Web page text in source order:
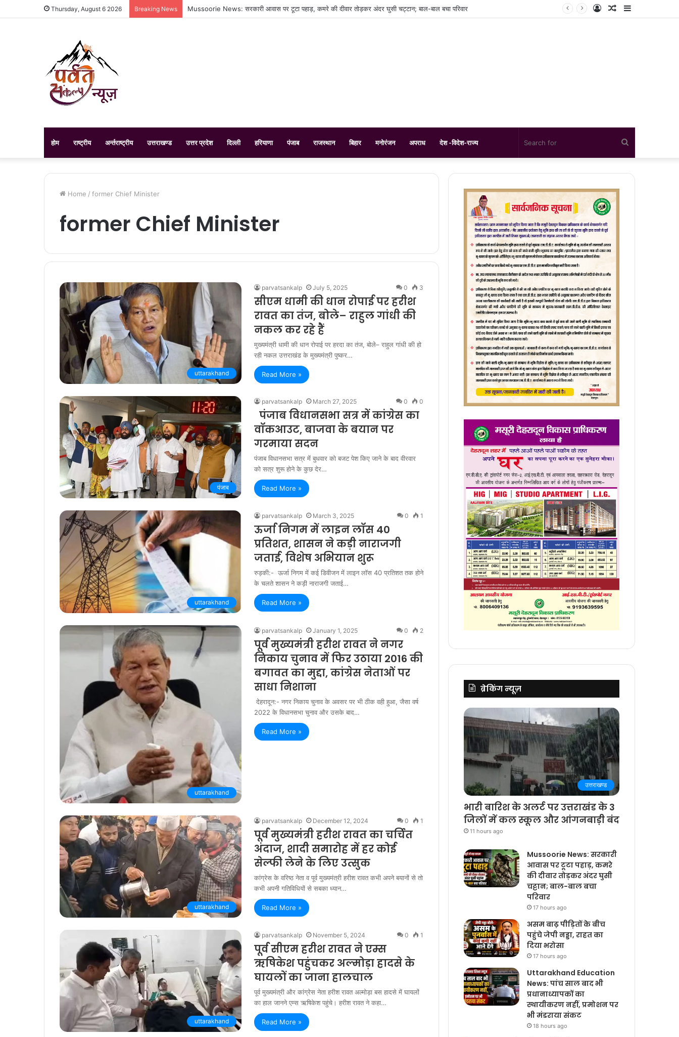
Thursday, August 6 2026 Breaking News Mussoorie News: सरकारी आवास पर टूटा पहाड़, कमरे की दीवार तोड़कर अंदर घुसी चट्टान; बाल-बाल बचा परिवार Sidebar
Random
Log
होम राष्ट्रीय अर्न्तराष्ट्रीय उत्तराखण्ड उत्तर प्रदेश दिल्ली हरियाणा पंजाब राजस्थान बिहार मनोरंजन अपराध देश -विदेश-राज्य
for
Home / former Chief Minister
former Chief Minister
uttarakhand
parvatsankalp July 5, 2025 0 3
सीएम धामी की धान रोपाई पर हरीश
रावत का तंज, बोले– राहुल गांधी की
नकल कर रहे हैं
मुख्यमंत्री धामी की धान रोपाई पर हरदा का तंज, बोले– राहुल गांधी की हो
रही नकल उत्तराखंड के मुख्यमंत्री पुष्कर…
Read More »
पंजाब
parvatsankalp March 27, 2025 0 0
पंजाब विधानसभा सत्र में कांग्रेस का
वॉकआउट, बाजवा के बयान पर
गरमाया सदन
पंजाब विधानसभा सत्र में बुधवार को बजट पेश किए जाने के बाद वीरवार
को सत्र शुरू होने के कुछ देर…
Read More »
uttarakhand
parvatsankalp March 3, 2025 0 1
ऊर्जा निगम में लाइन लॉस 40
प्रतिशत, शासन ने कड़ी नाराजगी
जताई, विशेष अभियान शुरू
रुड़की:- ऊर्जा निगम में कई डिवीजन में लाइन लॉस 40 प्रतिशत तक होने
के चलते शासन ने कड़ी नाराजगी जताई…
Read More »
uttarakhand
parvatsankalp January 1, 2025 0 2
पूर्व मुख्यमंत्री हरीश रावत ने नगर
निकाय चुनाव में फिर उठाया 2016 की
बगावत का मुद्दा, कांग्रेस नेताओं पर
साधा निशाना
देहरादून:- नगर निकाय चुनाव के अवसर पर भी ठीक वही हुआ, जैसा वर्ष
2022 के विधानसभा चुनाव और उसके बाद…
Read More »
uttarakhand
parvatsankalp December 12, 2024 0 1
पूर्व मुख्यमंत्री हरीश रावत का चर्चित
अंदाज, शादी समारोह में हर कोई
सेल्फी लेने के लिए उत्सुक
कांग्रेस के वरिष्ठ नेता व पूर्व मुख्यमंत्री हरीश रावत कभी अपने बयानों से तो
कभी अपनी गतिविधियों से सबका ध्यान…
Read More »
uttarakhand
parvatsankalp November 5, 2024 0 1
पूर्व सीएम हरीश रावत ने एम्स
ऋषिकेश पहुंचकर अल्मोड़ा हादसे के
घायलों का जाना हालचाल
पूर्व मुख्यमंत्री और कांग्रेस नेता हरीश रावत अल्मोड़ा बस हादसे में घायलों
का हाल जानने एम्स ऋषिकेश पहुंचे। हरीश रावत ने कहा…
Read More »
ब्रेकिंग न्यूज़
उत्तराखण्ड
भारी बारिश के अलर्ट पर उत्तराखंड के 3
जिलों में कल स्कूल और आंगनबाड़ी बंद
11 hours ago
Mussoorie News: सरकारी
आवास पर टूटा पहाड़, कमरे
की दीवार तोड़कर अंदर घुसी
चट्टान; बाल-बाल बचा
परिवार
17 hours ago
असम बाढ़ पीड़ितों के बीच
पहुंचे जेपी नड्डा, राहत का
दिया भरोसा
17 hours ago
Uttarakhand Education
News: पांच साल बाद भी
प्रधानाध्यापकों का
स्थायीकरण नहीं, प्रमोशन पर
भी मंडराया संकट
18 hours ago